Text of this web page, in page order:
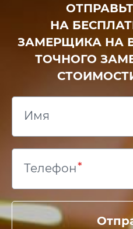
НА
ЗАМЕРЩИКА НА
ТОЧНОГО
Имя
Телефон